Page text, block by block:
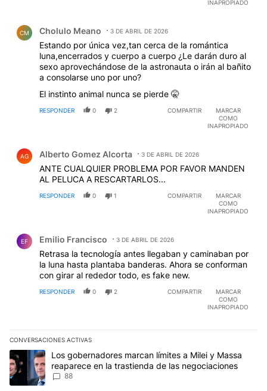
INAPROPIADO
CM Cholulo Meano 3 DE ABRIL DE 2026
Estando por única vez,tan cerca de la romántica
luna,encerrados y cuerpo a cuerpo ¿Le darán duro al
sexo aprovechándose de la astronauta o irán al bañito
a consolarse uno por uno?
El instinto animal nunca se pierde 🤫
RESPONDER 0 2 COMPARTIR
MARCAR
COMO
INAPROPIADO
AG Alberto Gomez Alcorta 3 DE ABRIL DE 2026
ANTE CUALQUIER PROBLEMA POR FAVOR MANDEN
AL PELUCA A RESCARTARLOS...
RESPONDER 0 1 COMPARTIR
MARCAR
COMO
INAPROPIADO
EF Emilio Francisco 3 DE ABRIL DE 2026
Retrasa la tecnología antes llegaban y caminaban por
la luna hasta plantaba banderas. Ahora se conforman
con girar al rededor todo, es fake new.
RESPONDER 0 2 COMPARTIR
MARCAR
COMO
INAPROPIADO
CONVERSACIONES ACTIVAS
Este listado muestra los artículos con más comentarios en los
Un artículo de tendencia con el título "Los gobernadores
Los gobernadores marcan límites a Milei y Massa
reaparece en la trastienda de las negociaciones
88